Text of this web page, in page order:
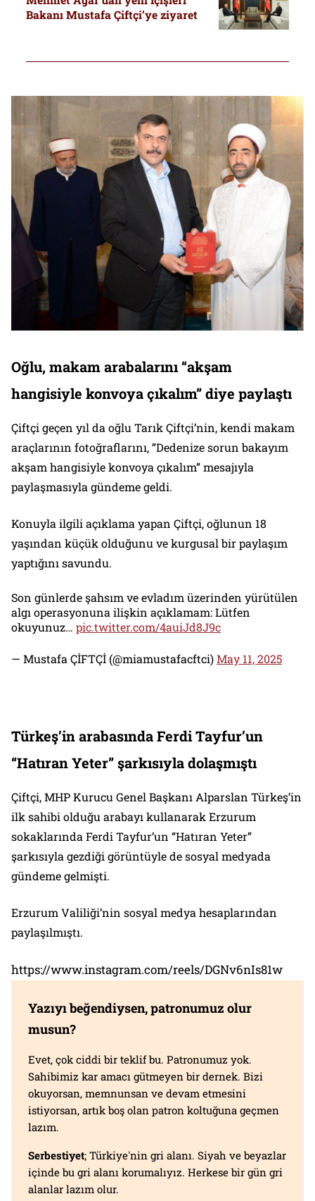
Bakanı Mustafa Çiftçi’ye ziyaret
Oğlu, makam arabalarını “akşam
hangisiyle konvoya çıkalım” diye paylaştı
Çiftçi geçen yıl da oğlu Tarık Çiftçi’nin, kendi makam
araçlarının fotoğraflarını, “Dedenize sorun bakayım
akşam hangisiyle konvoya çıkalım” mesajıyla
paylaşmasıyla gündeme geldi.
Konuyla ilgili açıklama yapan Çiftçi, oğlunun 18
yaşından küçük olduğunu ve kurgusal bir paylaşım
yaptığını savundu.
Son günlerde şahsım ve evladım üzerinden yürütülen
algı operasyonuna ilişkin açıklamam: Lütfen
okuyunuz… pic.twitter.com/4auiJd8J9c
— Mustafa ÇİFTÇİ (@miamustafacftci)May 11, 2025
Türkeş’in arabasında Ferdi Tayfur’un
“Hatıran Yeter” şarkısıyla dolaşmıştı
Çiftçi, MHP Kurucu Genel Başkanı Alparslan Türkeş’in
ilk sahibi olduğu arabayı kullanarak Erzurum
sokaklarında Ferdi Tayfur’un “Hatıran Yeter”
şarkısıyla gezdiği görüntüyle de sosyal medyada
gündeme gelmişti.
Erzurum Valiliği’nin sosyal medya hesaplarından
paylaşılmıştı.
https://www.instagram.com/reels/DGNv6nIs81w
Yazıyı beğendiysen, patronumuz olur
musun?
Evet, çok ciddi bir teklif bu. Patronumuz yok.
Sahibimiz kar amacı gütmeyen bir dernek. Bizi
okuyorsan, memnunsan ve devam etmesini
istiyorsan, artık boş olan patron koltuğuna geçmen
lazım.
Serbestiyet; Türkiye'nin gri alanı. Siyah ve beyazlar
içinde bu gri alanı korumalıyız. Herkese bir gün gri
alanlar lazım olur.